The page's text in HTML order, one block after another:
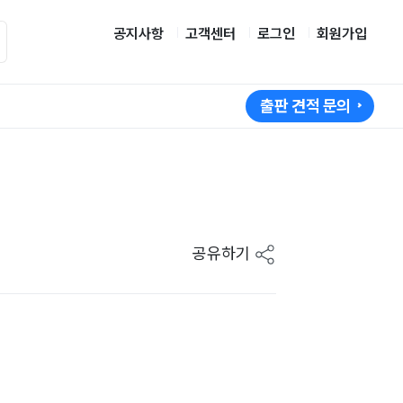
공지사항 고객센터 로그인 회원가입
출판 견적 문의
공유하기